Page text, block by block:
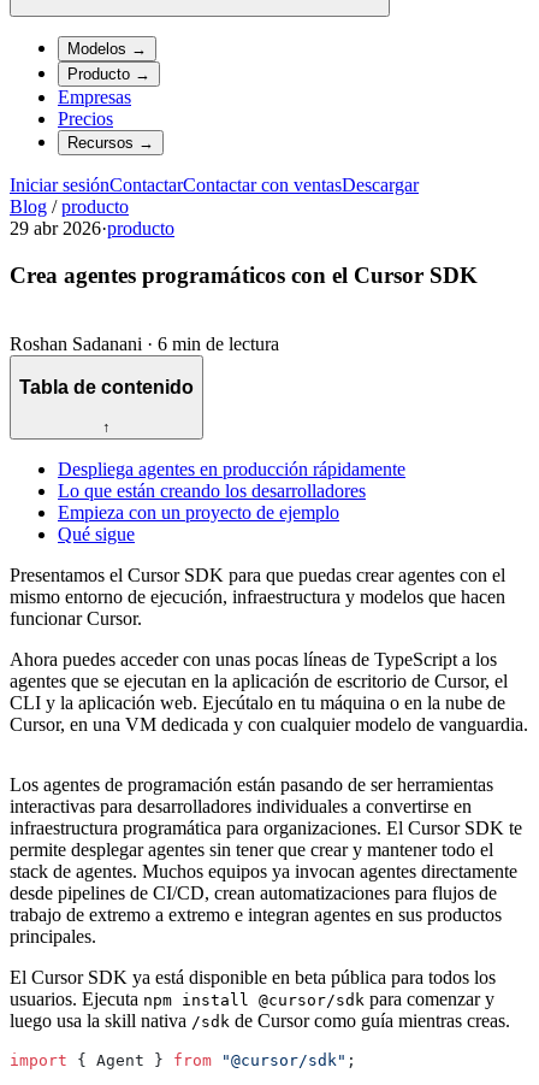
Modelos →
Producto →
Empresas
Precios
Recursos →
Iniciar sesiónContactarContactar con ventasDescargar
Blog / producto
29 abr 2026·producto
Crea agentes programáticos con el Cursor SDK
Roshan Sadanani · 6 min de lectura
Tabla de contenido
↑
Despliega agentes en producción rápidamente
Lo que están creando los desarrolladores
Empieza con un proyecto de ejemplo
Qué sigue
Presentamos el Cursor SDK para que puedas crear agentes con el
mismo entorno de ejecución, infraestructura y modelos que hacen
funcionar Cursor.
Ahora puedes acceder con unas pocas líneas de TypeScript a los
agentes que se ejecutan en la aplicación de escritorio de Cursor, el
CLI y la aplicación web. Ejecútalo en tu máquina o en la nube de
Cursor, en una VM dedicada y con cualquier modelo de vanguardia.
Los agentes de programación están pasando de ser herramientas
interactivas para desarrolladores individuales a convertirse en
infraestructura programática para organizaciones. El Cursor SDK te
permite desplegar agentes sin tener que crear y mantener todo el
stack de agentes. Muchos equipos ya invocan agentes directamente
desde pipelines de CI/CD, crean automatizaciones para flujos de
trabajo de extremo a extremo e integran agentes en sus productos
principales.
El Cursor SDK ya está disponible en beta pública para todos los
usuarios. Ejecuta npm install @cursor/sdk para comenzar y
luego usa la skill nativa /sdk de Cursor como guía mientras creas.
import { Agent } from "@cursor/sdk" ;